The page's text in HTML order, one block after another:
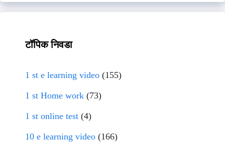
टॉपिक निवडा
1 st e learning video (155)
1 st Home work (73)
1 st online test (4)
10 e learning video (166)